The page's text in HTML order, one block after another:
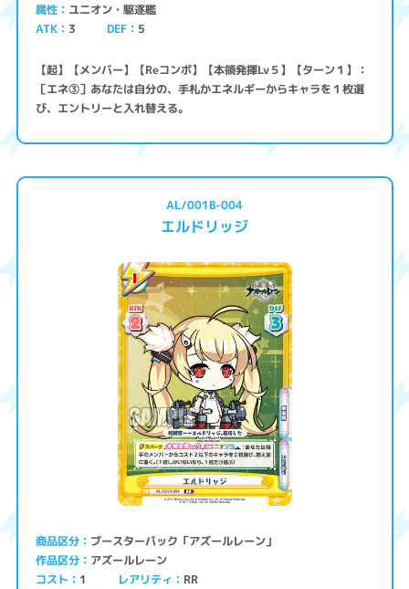
属性 ユニオン・駆逐艦
ATK 3 DEF 5
【起】【メンバー】【Reコンボ】【本領発揮Lv５】【ターン１】：
［エネ③］あなたは自分の、手札かエネルギーからキャラを１枚選
び、エントリーと入れ替える。
AL/001B-004
エルドリッジ
商品区分 ブースターパック「アズールレーン」
作品区分 アズールレーン
コスト 1 レアリティ RR